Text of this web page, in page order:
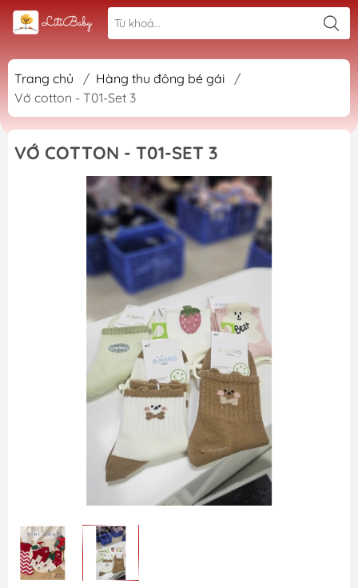
Trang chủ / Hàng thu đông bé gái
/
Vớ cotton - T01-Set 3
VỚ COTTON - T01-SET 3